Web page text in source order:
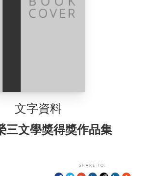
文字資料
三文學獎得獎作品集
SHARE TO: